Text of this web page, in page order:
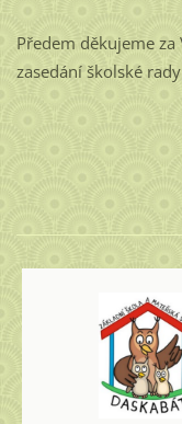
Předem děkujeme
zasedání školské